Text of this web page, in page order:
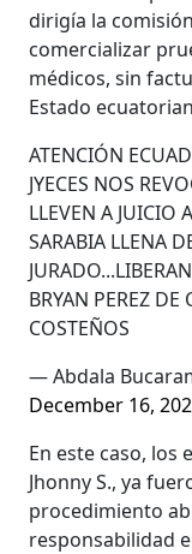
dirigía la
comercializar
médicos, sin
Estado
ATENCIÓN
JYECES NOS
LLEVEN A JUICIO
SARABIA LLENA
BRYAN PEREZ
COSTEÑOS
— Abdala
December 16,
En este caso, los
Jhonny S., ya
procedimiento
responsabilidad